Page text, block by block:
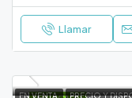
Llamar
EN VENTA PRECIO Y